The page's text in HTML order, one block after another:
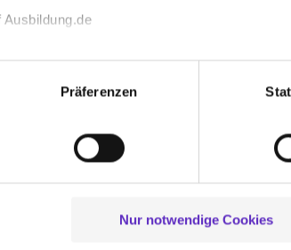
Funktion unserer Webseite
zu speichern ( „Präferenzen“), die
zu deiner Verwendung unserer Website
um Inhalte und Anzeigen zu
möglicherweise mit weiteren Daten
separaten Aktivierung von „Social Media
der Cookies externe Inhalte (z.B.
Präferenzen
Nur notwendige Cookies
Ausbildung?
Die genauen Informationen
auf das Zwischenmenschliche, als auf
ich feste Ansprechpartner?